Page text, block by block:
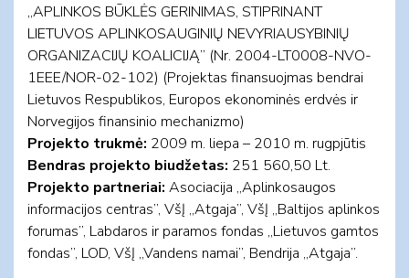
„APLINKOS BŪKLĖS GERINIMAS, STIPRINANT
LIETUVOS APLINKOSAUGINIŲ NEVYRIAUSYBINIŲ
ORGANIZACIJŲ KOALICIJĄ” (Nr. 2004-LT0008-NVO-
1EEE/NOR-02-102) (Projektas finansuojmas bendrai
Lietuvos Respublikos, Europos ekonominės erdvės ir
Norvegijos finansinio mechanizmo)
Projekto trukmė: 2009 m. liepa – 2010 m. rugpjūtis
Bendras projekto biudžetas: 251 560,50 Lt.
Projekto partneriai: Asociacija „Aplinkosaugos
informacijos centras”, VšĮ „Atgaja”, VšĮ „Baltijos aplinkos
forumas”, Labdaros ir paramos fondas „Lietuvos gamtos
fondas”, LOD, VšĮ „Vandens namai”, Bendrija „Atgaja”.